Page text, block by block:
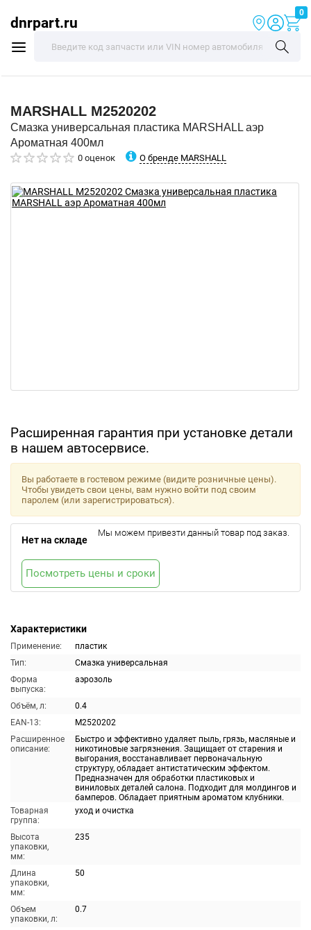
dnrpart.ru
0
MARSHALL M2520202
Смазка универсальная пластика MARSHALL аэр
Ароматная 400мл
0 оценок О бренде MARSHALL
Расширенная гарантия при установке детали
в нашем автосервисе.
Характеристики
Применение:
пластик
Тип:
Смазка универсальная
Форма
выпуска:
аэрозоль
Объём, л:
0.4
EAN-13:
M2520202
Расширенное
описание:
Быстро и эффективно удаляет пыль, грязь, масляные и
никотиновые загрязнения. Защищает от старения и
выгорания, восстанавливает первоначальную
структуру, обладает антистатическим эффектом.
Предназначен для обработки пластиковых и
виниловых деталей салона. Подходит для молдингов и
бамперов. Обладает приятным ароматом клубники.
Товарная
группа:
уход и очистка
Высота
упаковки,
мм:
235
Длина
упаковки,
мм:
50
Объем
упаковки, л:
0.7
Вы работаете в гостевом режиме (видите розничные цены).
Чтобы увидеть свои цены, вам нужно войти под своим
паролем (или зарегистрироваться).
Нет на складе
Мы можем привезти данный товар под заказ.
Посмотреть цены и сроки